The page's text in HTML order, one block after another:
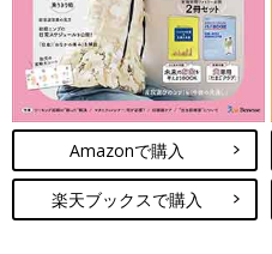
おく。
（年末ごろ）
1月1日から12月31日までの家
金額が10万円を超えたら、申告
申告者が会社員・公務員の人
う。
（翌年1月ごろ〜）
Amazonで購入
楽天ブックスで購入